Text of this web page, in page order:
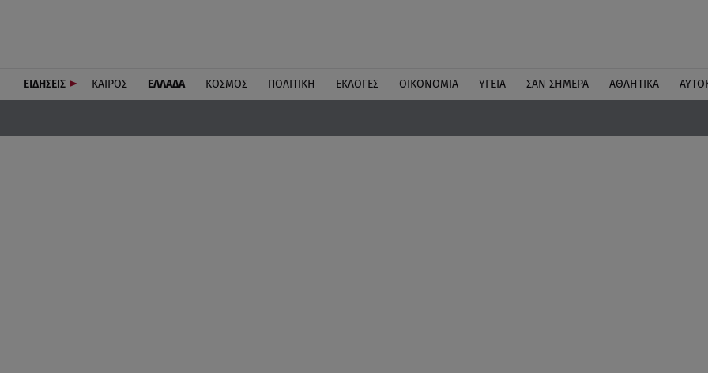
ΕΙΔΗΣΕΙΣ ΚΑΙΡΟΣ ΕΛΛΑΔΑ ΚΟΣΜΟΣ ΠΟΛΙΤΙΚΗ ΕΚΛΟΓΕΣ ΟΙΚΟΝΟΜΙΑ ΥΓΕΙΑ ΣΑΝ ΣΗΜΕΡΑ ΑΘΛΗΤΙΚΑ